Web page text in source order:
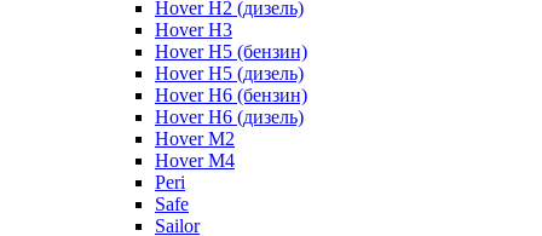
Hover H2 (дизель)
Hover H3
Hover H5 (бензин)
Hover H5 (дизель)
Hover H6 (бензин)
Hover H6 (дизель)
Hover M2
Hover M4
Peri
Safe
Sailor